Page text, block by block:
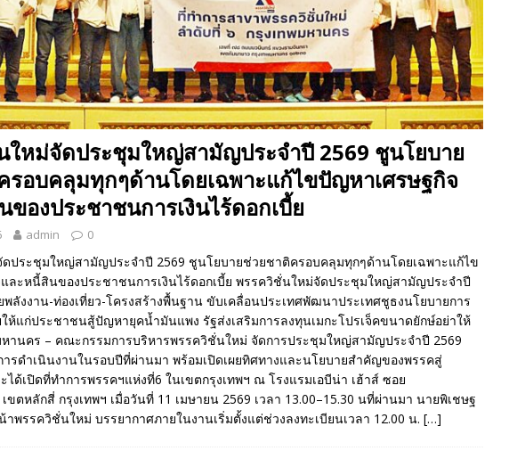
ใหม่จัดประชุมใหญ่สามัญประจำปี 2569 ชูนโยบาย
รอบคลุมทุกๆด้านโดยเฉพาะแก้ไขปัญหาเศรษฐกิจ
องประชาชนการเงินไร้ดอกเบี้ย
admin 0
ประชุมใหญ่สามัญประจำปี 2569 ชูนโยบายช่วยชาติครอบคลุมทุกๆด้านโดยเฉพาะแก้ไข
ละหนี้สินของประชาชนการเงินไร้ดอกเบี้ย พรรควิชั่นใหม่จัดประชุมใหญ่สามัญประจำปี
ลังงาน-ท่องเที่ยว-โครงสร้างพื้นฐาน ขับเคลื่อนประเทศพัฒนาประเทศชูธงนโยบายการ
ให้แก่ประชาชนสู้ปัญหายุคน้ำมันแพง รัฐส่งเสริมการลงทุนเมกะโปรเจ็คขนาดยักษ์อย่าให้
หานคร – คณะกรรมการบริหารพรรควิชั่นใหม่ จัดการประชุมใหญ่สามัญประจำปี 2569
ารดำเนินงานในรอบปีที่ผ่านมา พร้อมเปิดเผยทิศทางและนโยบายสำคัญของพรรคสู่
ด้เปิดที่ทำการพรรคฯแห่งที่6 ในเขตกรุงเทพฯ ณ โรงแรมเอบีน่า เฮ้าส์ ซอย
ขตหลักสี่ กรุงเทพฯ เมื่อวันที่ 11 เมษายน 2569 เวลา 13.00–15.30 นที่ผ่านมา นายพิเชษฐ
พรรควิชั่นใหม่ บรรยากาศภายในงานเริ่มตั้งแต่ช่วงลงทะเบียนเวลา 12.00 น. […]